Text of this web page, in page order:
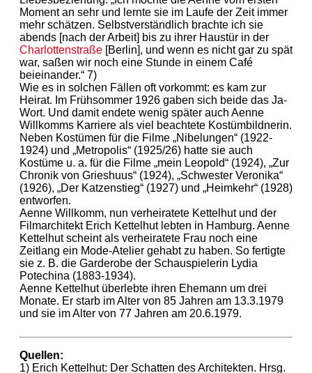
Moment an sehr und lernte sie im Laufe der Zeit immer
mehr schätzen. Selbstverständlich brachte ich sie
abends [nach der Arbeit] bis zu ihrer Haustür in der
Charlottenstraße [Berlin], und wenn es nicht gar zu spät
war, saßen wir noch eine Stunde in einem Café
beieinander.“ 7)
Wie es in solchen Fällen oft vorkommt: es kam zur
Heirat. Im Frühsommer 1926 gaben sich beide das Ja-
Wort. Und damit endete wenig später auch Aenne
Willkomms Karriere als viel beachtete Kostümbildnerin.
Neben Kostümen für die Filme „Nibelungen“ (1922-
1924) und „Metropolis“ (1925/26) hatte sie auch
Kostüme u. a. für die Filme „mein Leopold“ (1924), „Zur
Chronik von Grieshuus“ (1924), „Schwester Veronika“
(1926), „Der Katzenstieg“ (1927) und „Heimkehr“ (1928)
entworfen.
Aenne Willkomm, nun verheiratete Kettelhut und der
Filmarchitekt Erich Kettelhut lebten in Hamburg. Aenne
Kettelhut scheint als verheiratete Frau noch eine
Zeitlang ein Mode-Atelier gehabt zu haben. So fertigte
sie z. B. die Garderobe der Schauspielerin Lydia
Potechina (1883-1934).
Aenne Kettelhut überlebte ihren Ehemann um drei
Monate. Er starb im Alter von 85 Jahren am 13.3.1979
und sie im Alter von 77 Jahren am 20.6.1979.
Quellen:
1) Erich Kettelhut: Der Schatten des Architekten. Hrsg.